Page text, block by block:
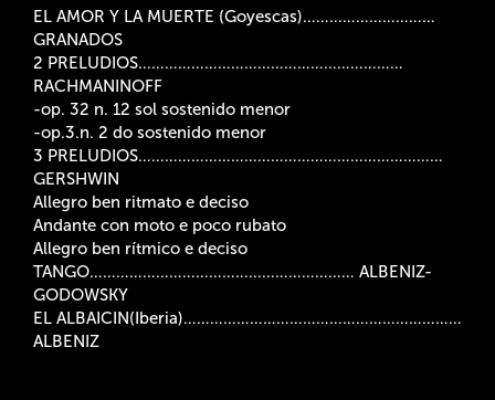
EL AMOR Y LA MUERTE (Goyescas)…………………………
GRANADOS
2 PRELUDIOS……………………………………………………
RACHMANINOFF
-op. 32 n. 12 sol sostenido menor
-op.3.n. 2 do sostenido menor
3 PRELUDIOS……………………………………………………………
GERSHWIN
Allegro ben ritmato e deciso
Andante con moto e poco rubato
Allegro ben rítmico e deciso
TANGO…………………………………………………… ALBENIZ-
GODOWSKY
EL ALBAICIN(Iberia)………………………………………………………
ALBENIZ